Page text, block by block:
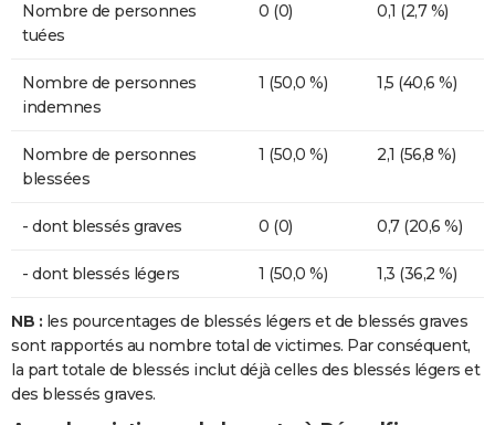
Nombre de personnes
tuées
0 (0) 0,1 (2,7 %)
Nombre de personnes
indemnes
1 (50,0 %) 1,5 (40,6 %)
Nombre de personnes
blessées
1 (50,0 %) 2,1 (56,8 %)
- dont blessés graves 0 (0) 0,7 (20,6 %)
- dont blessés légers 1 (50,0 %) 1,3 (36,2 %)
NB : les pourcentages de blessés légers et de blessés graves
sont rapportés au nombre total de victimes. Par conséquent,
la part totale de blessés inclut déjà celles des blessés légers et
des blessés graves.